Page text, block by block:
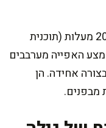
אופים בתנור שחומם מראש ל-200 מעלות (תוכנית
40 דקות. באמצע האפייה מערבבים
אחידה. הן
מבפנים.